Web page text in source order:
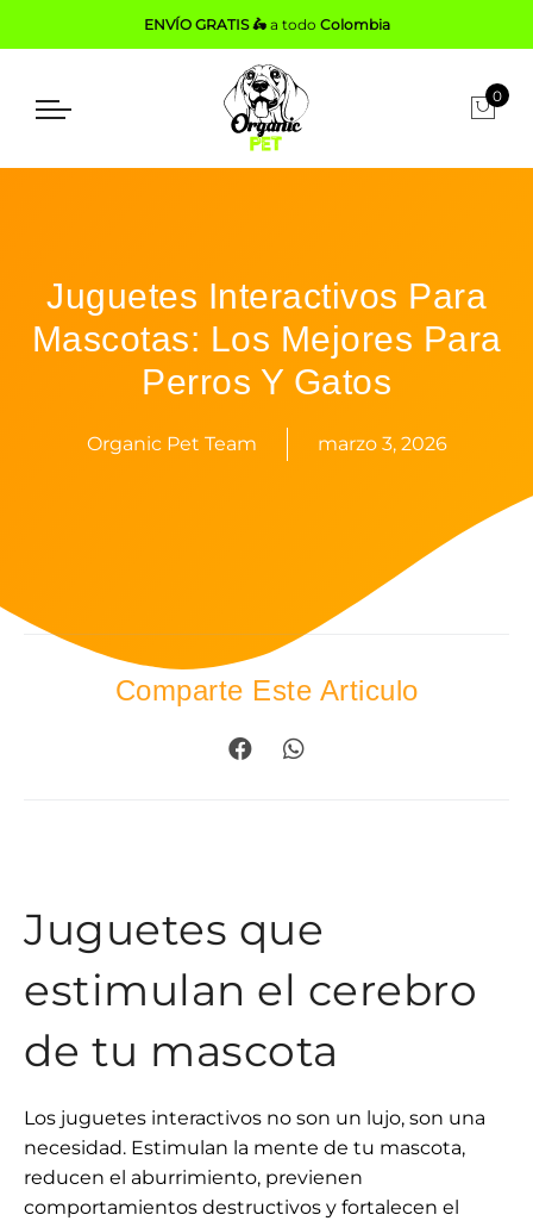
ENVÍO GRATIS 🛵a todo Colombia
0
Juguetes Interactivos Para
Mascotas: Los Mejores Para
Perros Y Gatos
Organic Pet Team marzo 3, 2026
Comparte Este Articulo
Juguetes que
estimulan el cerebro
de tu mascota
Los juguetes interactivos no son un lujo, son una
necesidad. Estimulan la mente de tu mascota,
reducen el aburrimiento, previenen
comportamientos destructivos y fortalecen el